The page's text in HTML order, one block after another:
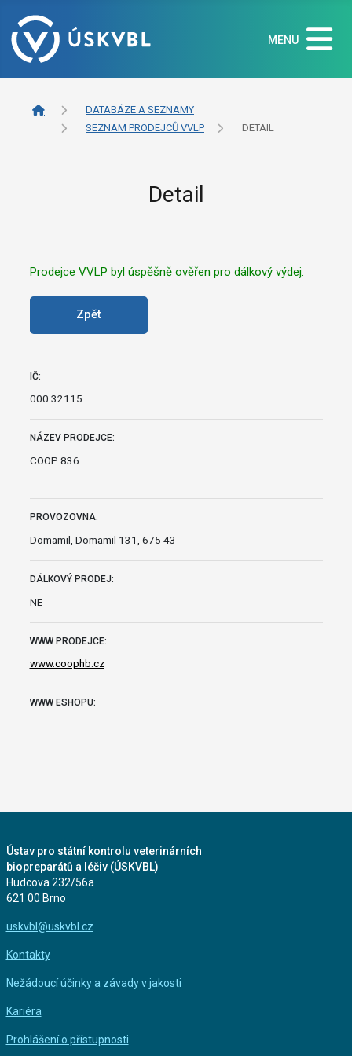
MENU
DATABÁZE A SEZNAMY
SEZNAM PRODEJCŮ VVLP
DETAIL
Detail
Prodejce VVLP byl úspěšně ověřen pro dálkový výdej.
Zpět
IČ:
000 32115
NÁZEV PRODEJCE:
COOP 836
PROVOZOVNA:
Domamil, Domamil 131, 675 43
DÁLKOVÝ PRODEJ:
NE
WWW PRODEJCE:
www.coophb.cz
WWW ESHOPU:
Ústav pro státní kontrolu veterinárních
biopreparátů a léčiv (ÚSKVBL)
Hudcova 232/56a
621 00 Brno
uskvbl@uskvbl.cz
Kontakty
Nežádoucí účinky a závady v jakosti
Kariéra
Prohlášení o přístupnosti